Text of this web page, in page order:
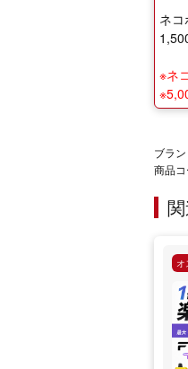
ネ
※ネ
ブラン
商品コ
オ